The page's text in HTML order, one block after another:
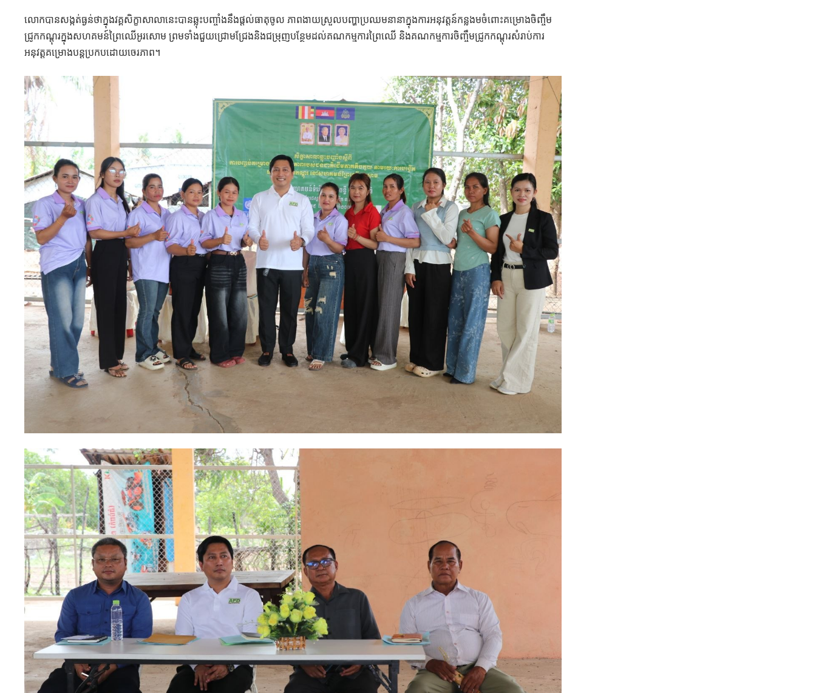
លោកបានសង្កត់ធ្ងន់ថាក្នុងវគ្គសិក្ខាសាលានេះបានឆ្លុះបញ្ចាំងនឹងផ្តល់ធាតុចូល ភាពងាយស្រួលបញ្ហាប្រឈមនានាក្នុងការអនុវត្តន៍កន្លងមចំពោះគម្រោងចិញ្ចឹម
ជ្រូកកណ្តុរក្នុងសហគមន៍ព្រៃឈើអូរសោម ព្រមទាំងជួយជ្រោមជ្រែងនិងជម្រុញបន្ថែមដល់គណកម្មការព្រៃឈើ និងគណកម្មការចិញ្ចឹមជ្រូកកណ្តុរសំរាប់ការ
អនុវត្តគម្រោងបន្តប្រកបដោយចេរភាព។